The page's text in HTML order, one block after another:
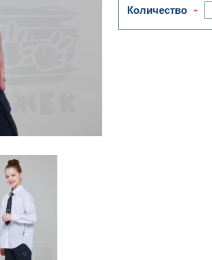
Количество -